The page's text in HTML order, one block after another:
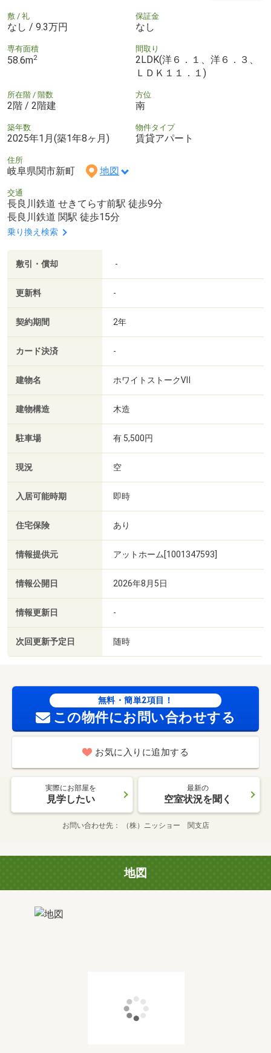
敷 / 礼
なし / 9.3万円
保証金
なし
専有面積
58.6m2
間取り
2LDK(洋６．１、洋６．３、
ＬＤＫ１１．１)
所在階 / 階数
2階 / 2階建
方位
南
築年数
2025年1月(築1年8ヶ月)
物件タイプ
賃貸アパート
住所
岐阜県関市新町 地図
交通
長良川鉄道 せきてらす前駅 徒歩9分
長良川鉄道 関駅 徒歩15分
乗り換え検索
敷引・償却 -
更新料 -
契約期間 2年
カード決済 -
建物名 ホワイトストークⅦ
建物構造 木造
駐車場 有 5,500円
現況 空
入居可能時期 即時
住宅保険 あり
情報提供元 アットホーム[1001347593]
情報公開日 2026年8月5日
情報更新日 -
次回更新予定日 随時
無料・簡単2項目！
この物件にお問い合わせする
お気に入りに追加する
実際にお部屋を
見学したい
最新の
空室状況を聞く
お問い合わせ先 （株）ニッショー 関支店
地図